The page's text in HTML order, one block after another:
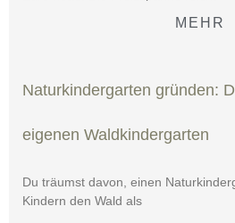
MEHR
Naturkindergarten gründen:
eigenen Waldkindergarten
Du träumst davon, einen
Kindern den Wald als